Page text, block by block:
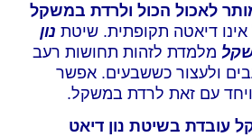
לאכול הכול ולרדת במשקל
דיאטה תקופתית. שיטת נון
מלמדת לזהות תחושות רעב
ולעצור כששבעים. אפשר
ויחד עם זאת לרדת במשקל.
עובדת בשיטת נון דיאט